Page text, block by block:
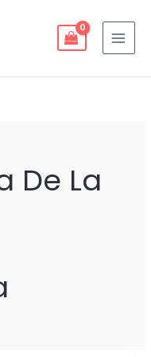
De La